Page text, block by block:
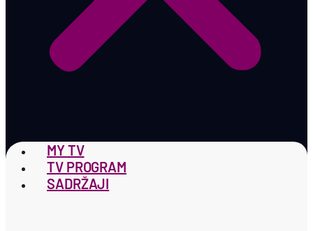
MY TV
TV PROGRAM
SADRŽAJI